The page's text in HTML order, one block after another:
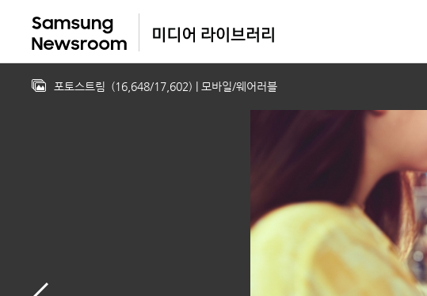
포토스트림 (16,648/17,602) | 모바일/웨어러블